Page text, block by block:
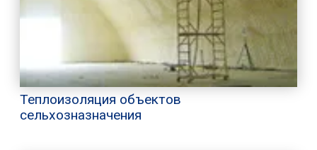
Теплоизоляция объектов
сельхозназначения